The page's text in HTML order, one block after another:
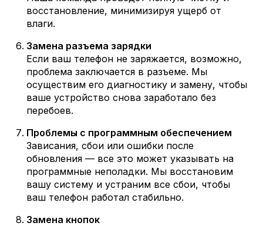
восстановление, минимизируя ущерб от
влаги.
Замена разъема зарядки
Если ваш телефон не заряжается, возможно,
проблема заключается в разъеме. Мы
осуществим его диагностику и замену, чтобы
ваше устройство снова заработало без
перебоев.
Проблемы с программным обеспечением
Зависания, сбои или ошибки после
обновления — все это может указывать на
программные неполадки. Мы восстановим
вашу систему и устраним все сбои, чтобы
ваш телефон работал стабильно.
Замена кнопок